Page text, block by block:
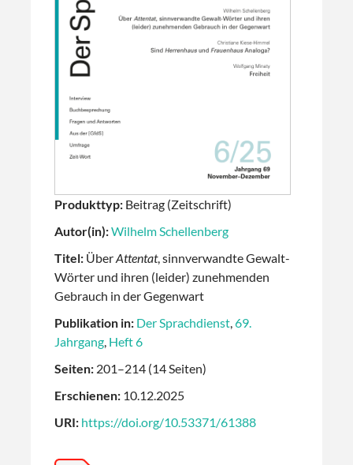
Produkttyp: Beitrag (Zeitschrift)
Autor(in):Wilhelm Schellenberg
Titel: ÜberAttentat, sinnverwandte Gewalt-
Wörter und ihren (leider) zunehmenden
Gebrauch in der Gegenwart
Publikation in: Der Sprachdienst,69.
Jahrgang, Heft 6
Seiten: 201–214 (14 Seiten)
Erschienen: 10.12.2025
URI: https://doi.org/10.53371/61388